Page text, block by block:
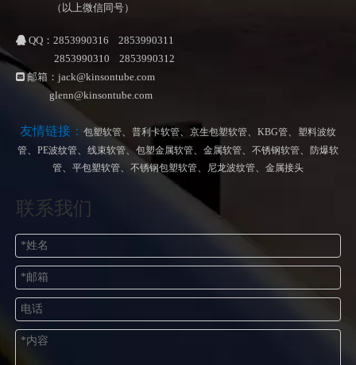
（以上微信同号）
 QQ：2853990316 2853990311
2853990310 2853990312
邮箱： jack@kinsontube.com
glenn@kinsontube.com
友情链接： 包塑软管 普利卡软管 京生包塑软管 KBG管
塑料波纹
管
PE波纹管 线束软管、 包塑金属软管 金属软管 不锈钢软管
防爆软
管
平包塑软管 不锈钢包塑软管 尼龙波纹管 金属接头
联系我们